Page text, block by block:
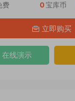
费 0宝库币
立即购买
在线演示